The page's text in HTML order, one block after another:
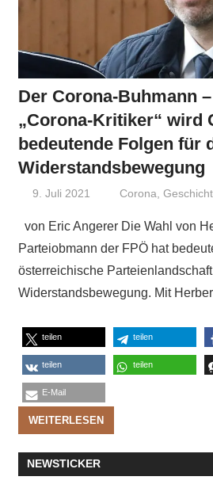
Der Corona-Buhmann
„Corona-Kritiker“ wird
bedeutende Folgen für
Widerstandsbewegung
9. Juli 2021 Niki Vogt
Corona,
von Eric Angerer Die Wahl von
Parteiobmann der FPÖ hat
österreichische
Widerstandsbewegung. Mit
teilen teilen
teilen teilen
E-Mail
WEITERLESEN
NEWSTICKER